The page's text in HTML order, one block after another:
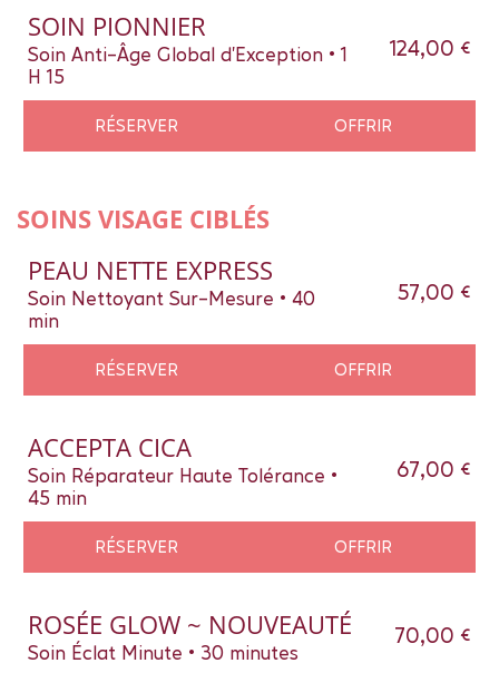
SOIN PIONNIER
Soin Anti-Âge Global d'Exception • 1
H 15
124,00 €
RÉSERVER OFFRIR
SOINS VISAGE CIBLÉS
PEAU NETTE EXPRESS
Soin Nettoyant Sur-Mesure • 40
min
57,00 €
RÉSERVER OFFRIR
ACCEPTA CICA
Soin Réparateur Haute Tolérance •
45 min
67,00 €
RÉSERVER OFFRIR
ROSÉE GLOW ~ NOUVEAUTÉ
Soin Éclat Minute • 30 minutes
70,00 €